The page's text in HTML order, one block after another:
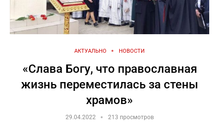
АКТУАЛЬНО НОВОСТИ
«Слава Богу, что православная
жизнь переместилась за стены
храмов»
29.04.2022 213 просмотров